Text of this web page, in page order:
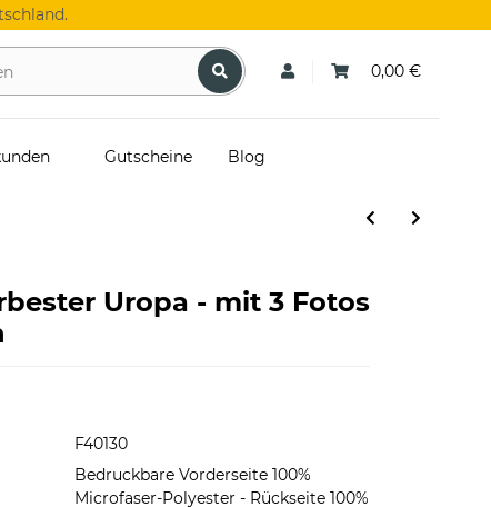
0,00 €
Gutscheine Blog
Uropa - mit 3 Fotos
F40130
Bedruckbare Vorderseite 100%
Microfaser-Polyester - Rückseite 100%